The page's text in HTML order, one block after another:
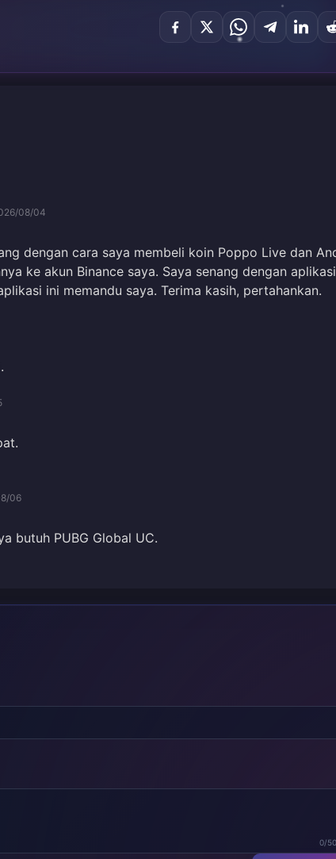
08/04
dengan cara saya membeli koin Poppo Live dan
ke akun Binance saya. Saya senang dengan aplikasi
ini memandu saya. Terima kasih, pertahankan.
06
butuh PUBG Global UC.
0/